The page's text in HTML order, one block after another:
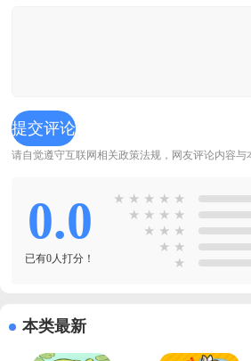
请自觉遵守互联网相关政策法规，网友评论内容与
0.0
已有0人打分！
★ ★ ★ ★ ★
★ ★ ★ ★
★ ★ ★
★ ★
★
本类最新